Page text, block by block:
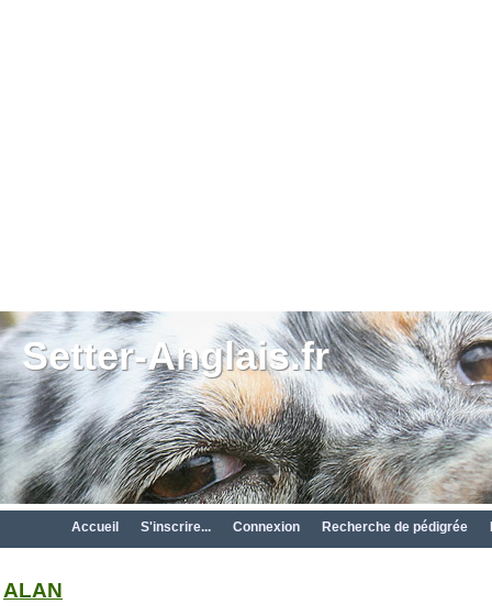
Setter-Anglais.fr
Accueil S'inscrire... Connexion Recherche de pédigrée
ALAN